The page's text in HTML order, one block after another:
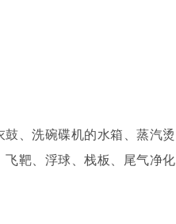
、洗碗碟机的水箱、蒸汽烫
靶、浮球、栈板、尾气净化